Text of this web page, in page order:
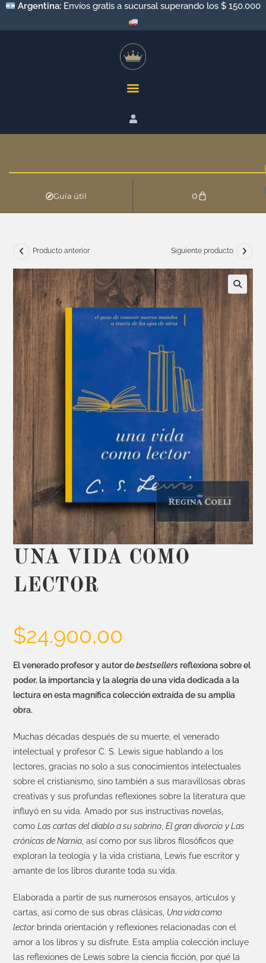
Argentina: Envíos gratis a sucursal superando los $ 150.000
Guía útil 0
Producto anterior Siguiente producto
UNA VIDA COMO
LECTOR
$24.900,00
El venerado profesor y autor debestsellers reflexiona sobre el
poder, la importancia y la alegría de una vida dedicada a la
lectura en esta magnífica colección extraída de su amplia
obra.
Muchas décadas después de su muerte, el venerado
intelectual y profesor C. S. Lewis sigue hablando a los
lectores, gracias no solo a sus conocimientos intelectuales
sobre el cristianismo, sino también a sus maravillosas obras
creativas y sus profundas reflexiones sobre la literatura que
influyó en su vida. Amado por sus instructivas novelas,
comoLas cartas del diablo a su sobrino,El gran divorcio y Las
crónicas de Narnia, así como por sus libros filosóficos que
exploran la teología y la vida cristiana, Lewis fue escritor y
amante de los libros durante toda su vida.
Elaborada a partir de sus numerosos ensayos, artículos y
cartas, así como de sus obras clásicas, Una vida como
lector brinda orientación y reflexiones relacionadas con el
amor a los libros y su disfrute. Esta amplia colección incluye
las reflexiones de Lewis sobre la ciencia ficción, por qué la